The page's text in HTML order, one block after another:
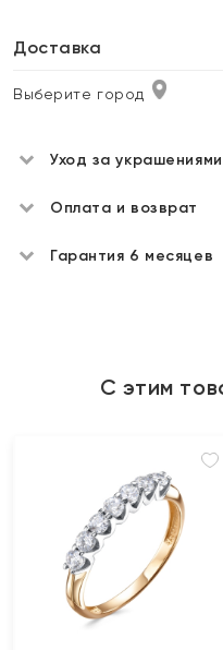
Доставка
Выберите город
Уход за украшениями
Оплата и возврат
Гарантия 6 месяцев
С этим